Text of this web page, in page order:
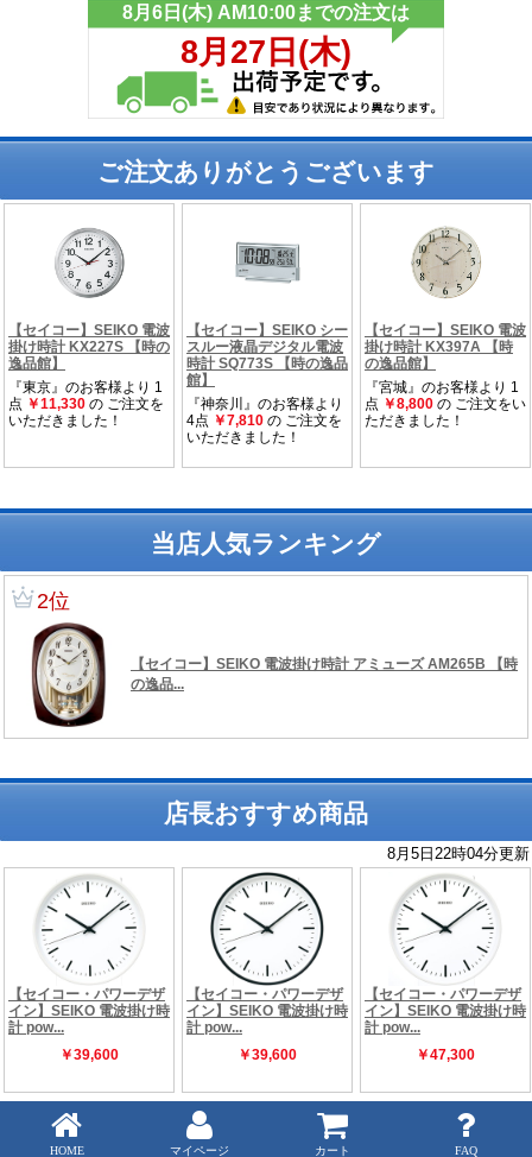
HOME マイページ カート FAQ
ご注文ありがとうございます
当店人気ランキング
店長おすすめ商品
Copyright (C) 時の逸品館 ALL rights reserved.